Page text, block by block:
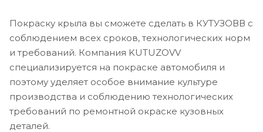
Покраску крыла вы сможете сделать в КУТУЗОВВ с
соблюдением всех сроков, технологических норм
и требований. Компания KUTUZOVV
специализируется на покраске автомобиля и
поэтому уделяет особое внимание культуре
производства и соблюдению технологических
требований по ремонтной окраске кузовных
деталей.